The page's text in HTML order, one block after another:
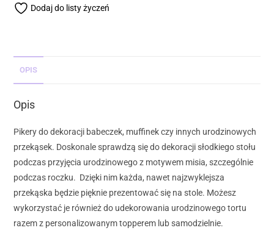
Dodaj do listy życzeń
OPIS
Opis
Pikery do dekoracji babeczek, muffinek czy innych urodzinowych
przekąsek. Doskonale sprawdzą się do dekoracji słodkiego stołu
podczas przyjęcia urodzinowego z motywem misia, szczególnie
podczas roczku. Dzięki nim każda, nawet najzwyklejsza
przekąska będzie pięknie prezentować się na stole. Możesz
wykorzystać je również do udekorowania urodzinowego tortu
razem z personalizowanym topperem lub samodzielnie.